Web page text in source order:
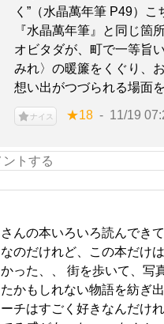
く”（水晶萬年筆 P49）
『水晶萬年筆』と同じ箇
オビタダが、町で一等旨
みれ〉の暖簾をくぐり、
想い出がつづられる場面
ナイス ★18 11/19
んの本いろいろ読んでき
のだけれど、この本だけ
った、、 街を歩いて、写
かもしれない物語を紡ぎ
チはすごく好きなんだけ